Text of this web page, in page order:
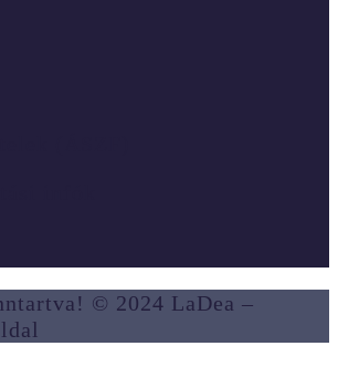
© 2024 LaDea –